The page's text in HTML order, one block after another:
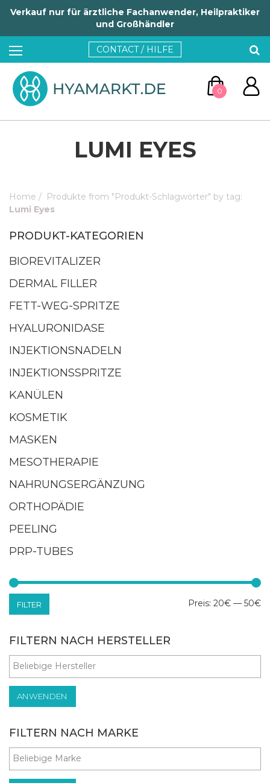
Verkauf nur für ärztliche Fachanwender, Heilpraktiker
und Großhändler
CONTACT / HILFE
0
ZUM WARENKORB
LUMI EYES
Home / Produkte from "Produkt-Schlagwörter" by tag:
Lumi Eyes
PRODUKT-KATEGORIEN
BIOREVITALIZER
DERMAL FILLER
FETT-WEG-SPRITZE
HYALURONIDASE
INJEKTIONSNADELN
INJEKTIONSSPRITZE
KANÜLEN
KOSMETIK
MASKEN
MESOTHERAPIE
NAHRUNGSERGÄNZUNG
ORTHOPÄDIE
PEELING
PRP-TUBES
FILTER Preis: 20€ — 50€
FILTERN NACH HERSTELLER
ANWENDEN
FILTERN NACH MARKE